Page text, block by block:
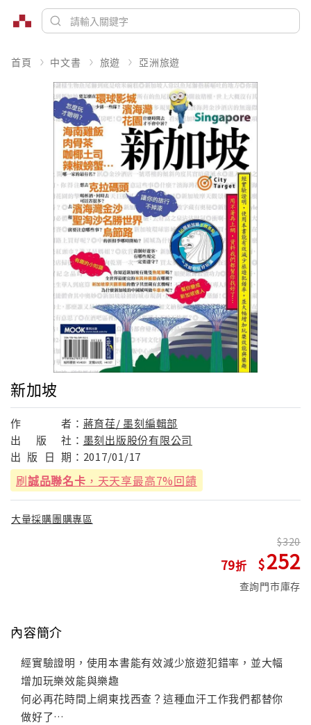
首頁 中文書 旅遊 亞洲旅遊
新加坡
作 者： 蔣育荏/ 墨刻編輯部
出
版 社： 墨刻出版股份有限公司
出 版 日 期： 2017/01/17
刷誠品聯名卡 ，天天享最高7%回饋
大量採購團購專區
79
320
252
查詢門市庫存
內容簡介
經實驗證明，使用本書能有效減少旅遊犯錯率，並大幅
增加玩樂效能與樂趣
何必再花時間上網東找西查？這種血汗工作我們都替你
做好了…